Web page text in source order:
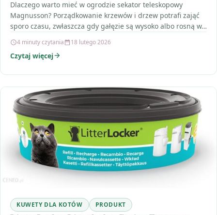
Dlaczego warto mieć w ogrodzie sekator teleskopowy
Magnusson? Porządkowanie krzewów i drzew potrafi zająć
sporo czasu, zwłaszcza gdy gałęzie są wysoko albo rosną w…
4 minuty czytania 18 lutego 2026
Czytaj więcej
KUWETY DLA KOTÓW PRODUKT